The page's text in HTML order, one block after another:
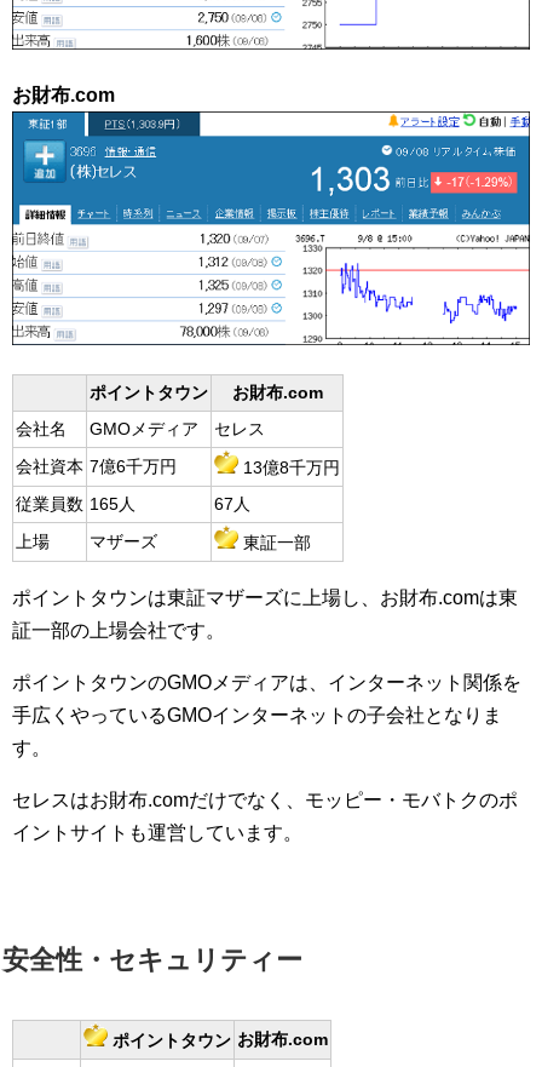
お財布.com
ポイントタウン
お財布.com
会社名
GMOメディア セレス
会社資本 7億6千万円
13億8千万円
従業員数 165人 67人
上場 マザーズ 東証一部
ポイントタウンは東証マザーズに上場し、お財布.comは東
証一部の上場会社です。
ポイントタウンのGMOメディアは、インターネット関係を
手広くやっているGMOインターネットの子会社となりま
す。
セレスはお財布.comだけでなく、モッピー・モバトクのポ
イントサイトも運営しています。
安全性・セキュリティー
ポイントタウン お財布.com